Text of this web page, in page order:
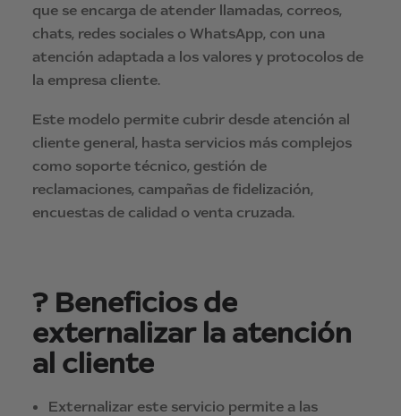
que se encarga de atender llamadas, correos,
chats, redes sociales o WhatsApp, con una
atención adaptada a los valores y protocolos de
la empresa cliente.
Este modelo permite cubrir desde atención al
cliente general, hasta servicios más complejos
como soporte técnico, gestión de
reclamaciones, campañas de fidelización,
encuestas de calidad o venta cruzada.
? Beneficios de
externalizar la atención
al cliente
Externalizar este servicio permite a las